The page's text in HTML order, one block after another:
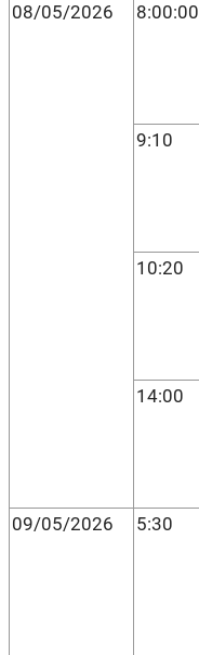
08/05/2026 8:00:00
9:10
10:20
14:00
09/05/2026 5:30